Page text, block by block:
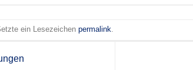
ein Lesezeichen permalink.